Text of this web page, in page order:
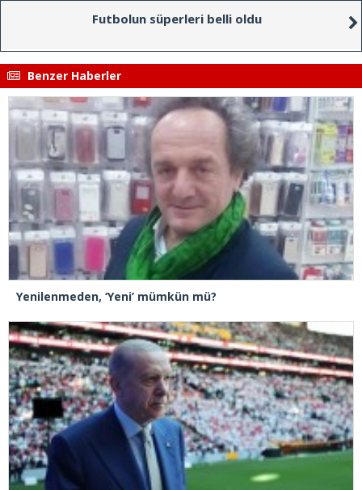
Futbolun süperleri belli oldu
Benzer Haberler
Yenilenmeden, ‘Yeni’ mümkün mü?